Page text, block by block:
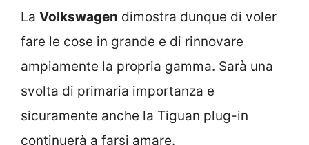
La Volkswagen dimostra dunque di voler
fare le cose in grande e di rinnovare
ampiamente la propria gamma. Sarà una
svolta di primaria importanza e
sicuramente anche la Tiguan plug-in
continuerà a farsi amare.